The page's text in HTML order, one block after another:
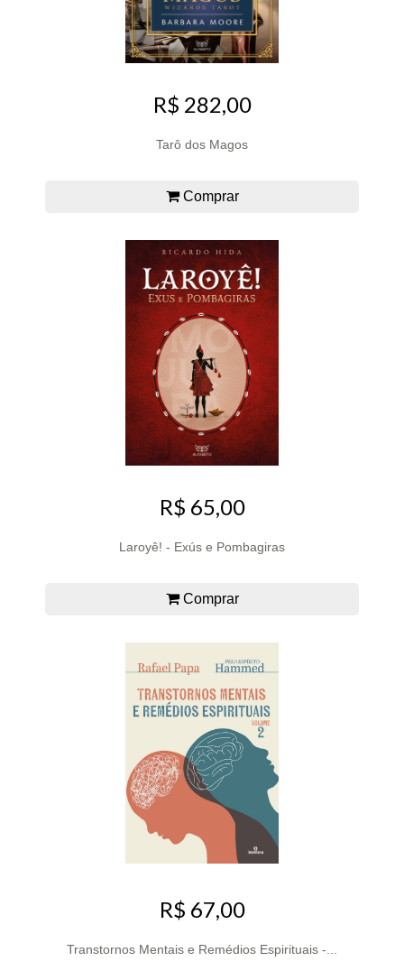
R$ 282,00
Tarô dos Magos
Comprar
R$ 65,00
Laroyê! - Exús e Pombagiras
Comprar
R$ 67,00
Transtornos Mentais e Remédios Espirituais -...